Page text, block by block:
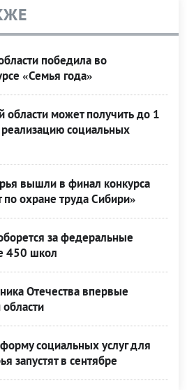
победила во
«Семья года»
может получить до 1
социальных
вышли в финал конкурса
охране труда Сибири»
за федеральные
450 школ
Отечества впервые
социальных услуг для
запустят в сентябре